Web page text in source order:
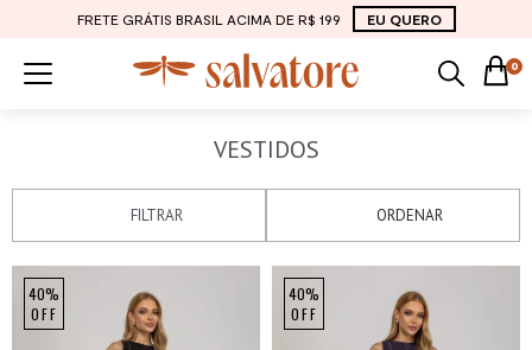
FRETE GRÁTIS BRASIL ACIMA DE R$ 199 EU QUERO
0
VESTIDOS
FILTRAR ORDENAR
40%
OFF
40%
OFF